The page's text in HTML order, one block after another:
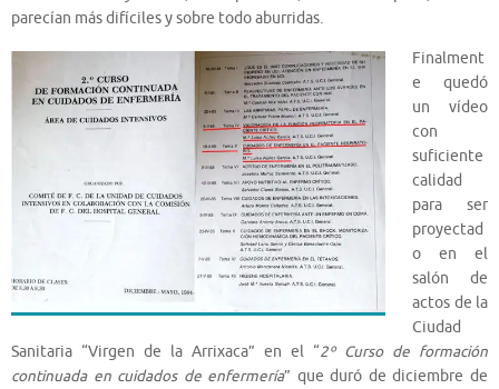
parecían más difíciles y sobre todo aburridas.
Finalment
e quedó
un vídeo
con
suficiente
calidad
para ser
proyectad
o en el
salón de
actos de la
Ciudad
Sanitaria “Virgen de la Arrixaca” en el “2º Curso de formación
continuada en cuidados de enfermería” que duró de diciembre de